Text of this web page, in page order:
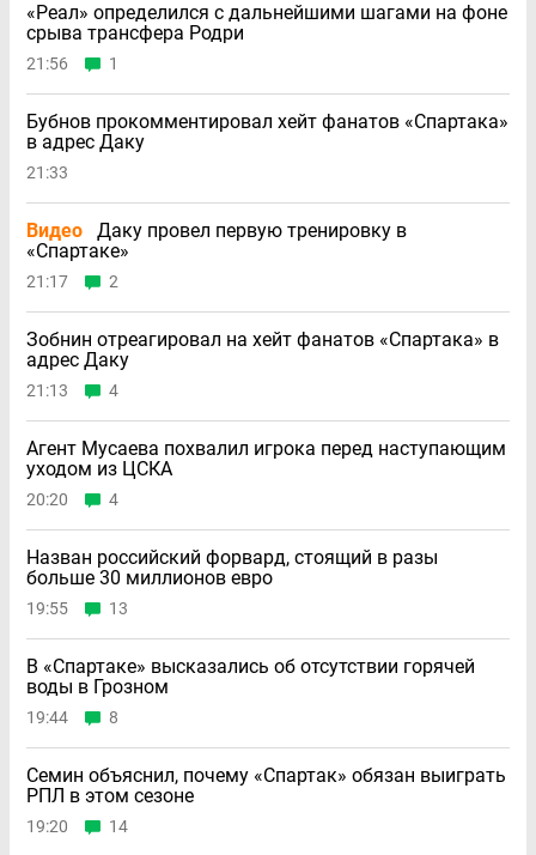
«Реал» определился с дальнейшими шагами на фоне
срыва трансфера Родри
21:56 1
Бубнов прокомментировал хейт фанатов «Спартака»
в адрес Даку
21:33
Видео
Даку провел первую тренировку в
«Спартаке»
21:17 2
Зобнин отреагировал на хейт фанатов «Спартака» в
адрес Даку
21:13 4
Агент Мусаева похвалил игрока перед наступающим
уходом из ЦСКА
20:20 4
Назван российский форвард, стоящий в разы
больше 30 миллионов евро
19:55 13
В «Спартаке» высказались об отсутствии горячей
воды в Грозном
19:44 8
Семин объяснил, почему «Спартак» обязан выиграть
РПЛ в этом сезоне
19:20 14